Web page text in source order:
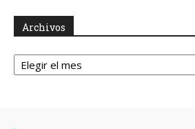
Archivos
Archivos